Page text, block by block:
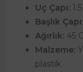
Uç Çapı:
Başlık Çapı:
Ağırlık: 45
Malzeme:
plastik